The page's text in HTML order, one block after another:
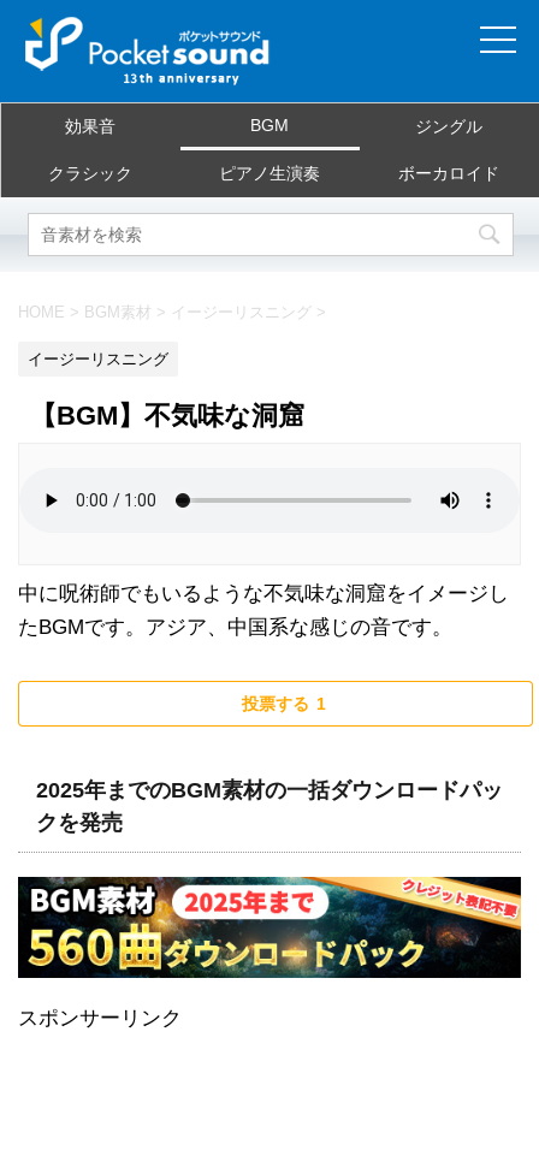
当サイトについて
ご利用規約
お問合せ
効果音 BGM ジングル
クラシック ピアノ生演奏 ボーカロイド
HOME > BGM素材 > イージーリスニング >
イージーリスニング
【BGM】不気味な洞窟
中に呪術師でもいるような不気味な洞窟をイメージし
たBGMです。アジア、中国系な感じの音です。
投票する 1
2025年までのBGM素材の一括ダウンロードパッ
クを発売
スポンサーリンク